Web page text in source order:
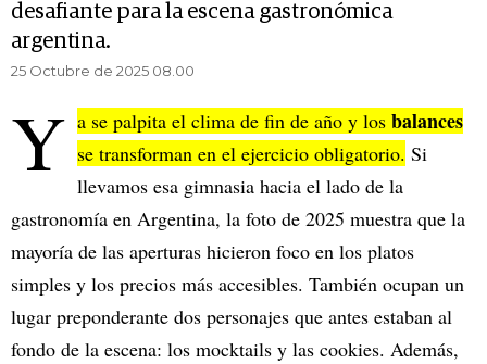
desafiante para la escena gastronómica
argentina.
25 Octubre de 2025 08.00
Y a se palpita el clima de fin de año y los balances
se transforman en el ejercicio obligatorio. Si
llevamos esa gimnasia hacia el lado de la
gastronomía en Argentina, la foto de 2025 muestra que la
mayoría de las aperturas hicieron foco en los platos
simples y los precios más accesibles. También ocupan un
lugar preponderante dos personajes que antes estaban al
fondo de la escena: los mocktails y las cookies. Además,